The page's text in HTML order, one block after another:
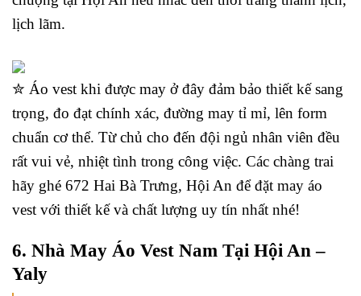
lịch lãm.
✮ Áo vest khi được may ở đây đảm bảo thiết kế sang
trọng, đo đạt chính xác, đường may tỉ mỉ, lên form
chuẩn cơ thể. Từ chủ cho đến đội ngủ nhân viên đều
rất vui vẻ, nhiệt tình trong công việc. Các chàng trai
hãy ghé 672 Hai Bà Trưng, Hội An để đặt may áo
vest với thiết kế và chất lượng uy tín nhất nhé!
6. Nhà May Áo Vest Nam Tại Hội An –
Yaly